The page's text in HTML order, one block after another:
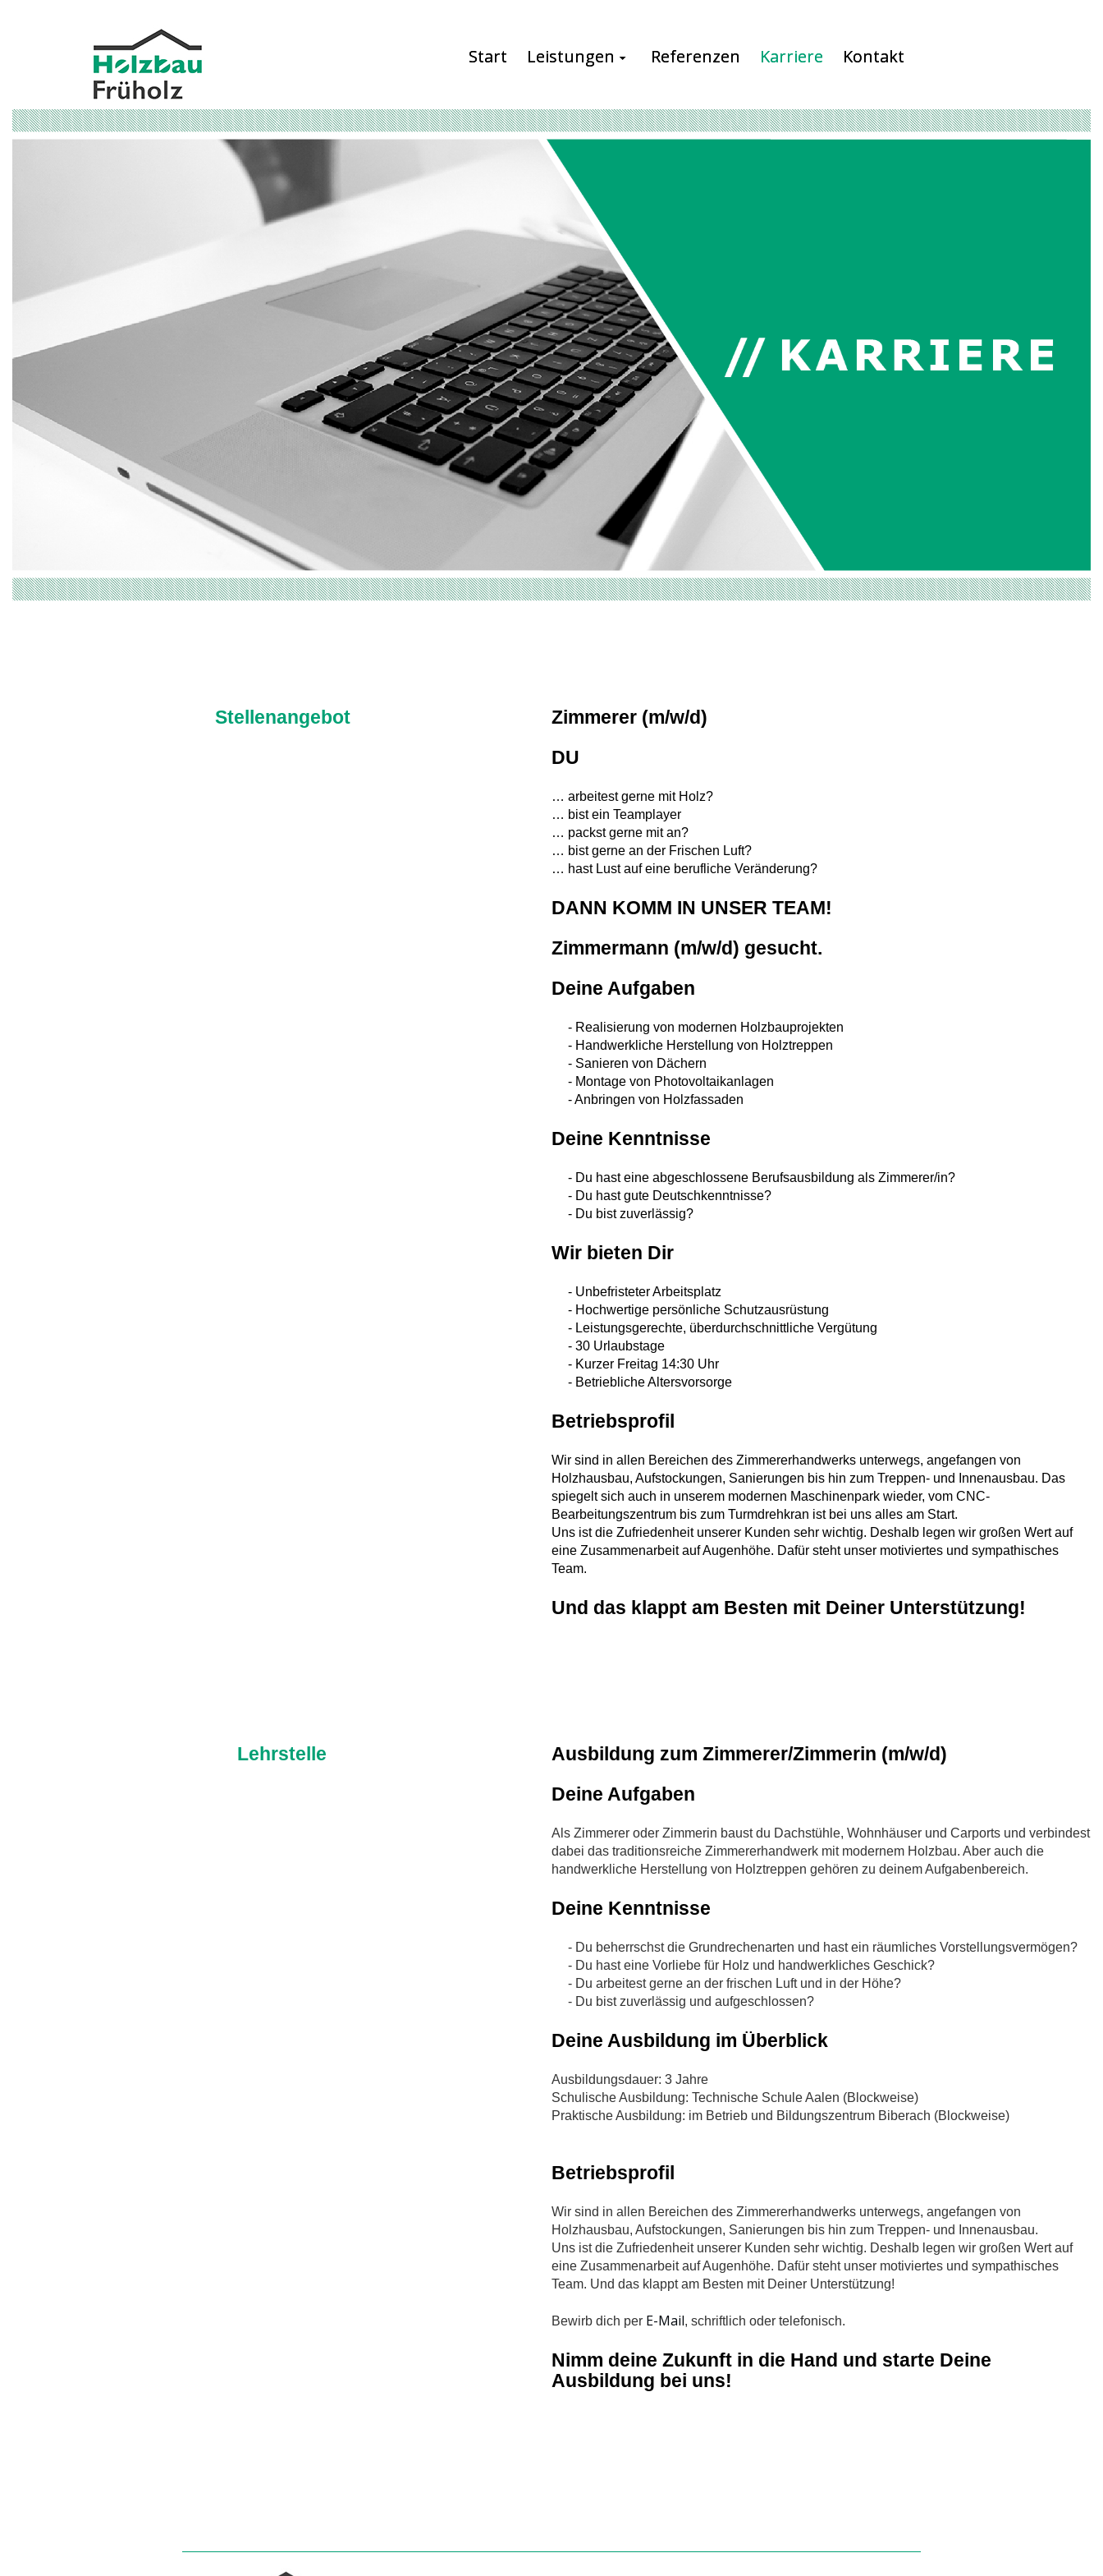
Start Leistungen Referenzen Karriere Kontakt
Stellenangebot
Zimmerer (m/w/d)
DU
… arbeitest gerne mit Holz?
… bist ein Teamplayer
… packst gerne mit an?
… bist gerne an der Frischen Luft?
… hast Lust auf eine berufliche Veränderung?
DANN KOMM IN UNSER TEAM!
Zimmermann (m/w/d) gesucht.
Deine Aufgaben
- Realisierung von modernen Holzbauprojekten
- Handwerkliche Herstellung von Holztreppen
- Sanieren von Dächern
- Montage von Photovoltaikanlagen
- Anbringen von Holzfassaden
Deine Kenntnisse
- Du hast eine abgeschlossene Berufsausbildung als Zimmerer/in?
- Du hast gute Deutschkenntnisse?
- Du bist zuverlässig?
Wir bieten Dir
- Unbefristeter Arbeitsplatz
- Hochwertige persönliche Schutzausrüstung
- Leistungsgerechte, überdurchschnittliche Vergütung
- 30 Urlaubstage
- Kurzer Freitag 14:30 Uhr
- Betriebliche Altersvorsorge
Betriebsprofil
Wir sind in allen Bereichen des Zimmererhandwerks unterwegs, angefangen von
Holzhausbau, Aufstockungen, Sanierungen bis hin zum Treppen- und Innenausbau. Das
spiegelt sich auch in unserem modernen Maschinenpark wieder, vom CNC-
Bearbeitungszentrum bis zum Turmdrehkran ist bei uns alles am Start.
Uns ist die Zufriedenheit unserer Kunden sehr wichtig. Deshalb legen wir großen Wert auf
eine Zusammenarbeit auf Augenhöhe. Dafür steht unser motiviertes und sympathisches
Team.
Und das klappt am Besten mit Deiner Unterstützung!
Lehrstelle
Ausbildung zum Zimmerer/Zimmerin (m/w/d)
Deine Aufgaben
Als Zimmerer oder Zimmerin baust du Dachstühle, Wohnhäuser und Carports und verbindest
dabei das traditionsreiche Zimmererhandwerk mit modernem Holzbau. Aber auch die
handwerkliche Herstellung von Holztreppen gehören zu deinem Aufgabenbereich.
Deine Kenntnisse
- Du beherrschst die Grundrechenarten und hast ein räumliches Vorstellungsvermögen?
- Du hast eine Vorliebe für Holz und handwerkliches Geschick?
- Du arbeitest gerne an der frischen Luft und in der Höhe?
- Du bist zuverlässig und aufgeschlossen?
Deine Ausbildung im Überblick
Ausbildungsdauer: 3 Jahre
Schulische Ausbildung: Technische Schule Aalen (Blockweise)
Praktische Ausbildung: im Betrieb und Bildungszentrum Biberach (Blockweise)
Betriebsprofil
Wir sind in allen Bereichen des Zimmererhandwerks unterwegs, angefangen von
Holzhausbau, Aufstockungen, Sanierungen bis hin zum Treppen- und Innenausbau.
Uns ist die Zufriedenheit unserer Kunden sehr wichtig. Deshalb legen wir großen Wert auf
eine Zusammenarbeit auf Augenhöhe. Dafür steht unser motiviertes und sympathisches
Team. Und das klappt am Besten mit Deiner Unterstützung!
Bewirb dich per E-Mail, schriftlich oder telefonisch.
Nimm deine Zukunft in die Hand und starte Deine
Ausbildung bei uns!